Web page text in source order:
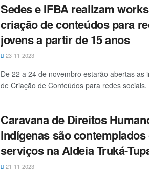
Sedes e IFBA realizam
criação de conteúdos para
jovens a partir de 15 anos
23-11-2023
De 22 a 24 de novembro estarão abertas as
de Criação de Conteúdos para redes sociais.
Caravana de Direitos
indígenas são
serviços na Aldeia Truká-
21-11-2023